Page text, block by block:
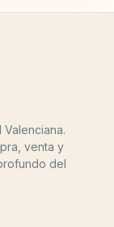
venta y
del